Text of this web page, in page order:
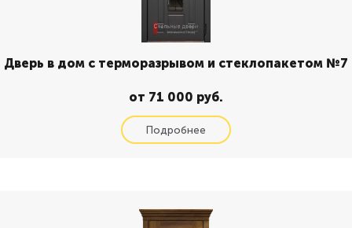
Дверь в дом с терморазрывом и стеклопакетом №7
от 71 000 руб.